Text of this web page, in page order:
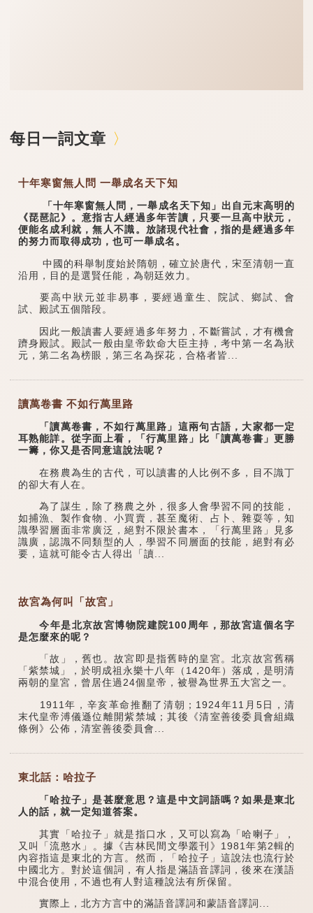
每日一詞文章
十年寒窗無人問 一舉成名天下知
「十年寒窗無人問，一舉成名天下知」出自元末高明的
《琵琶記》。意指古人經過多年苦讀，只要一旦高中狀元，
便能名成利就，無人不識。放諸現代社會，指的是經過多年
的努力而取得成功，也可一舉成名。
中國的科舉制度始於隋朝，確立於唐代，宋至清朝一直
沿用，目的是選賢任能，為朝廷效力。
要高中狀元並非易事，要經過童生、院試、鄉試、會
試、殿試五個階段。
因此一般讀書人要經過多年努力，不斷嘗試，才有機會
躋身殿試。殿試一般由皇帝欽命大臣主持，考中第一名為狀
元，第二名為榜眼，第三名為探花，合格者皆...
讀萬卷書 不如行萬里路
「讀萬卷書，不如行萬里路」這兩句古語，大家都一定
耳熟能詳。從字面上看，「行萬里路」比「讀萬卷書」更勝
一籌，你又是否同意這說法呢？
在務農為生的古代，可以讀書的人比例不多，目不識丁
的卻大有人在。
為了謀生，除了務農之外，很多人會學習不同的技能，
如捕漁、製作食物、小買賣，甚至魔術、占卜、雜耍等，知
識學習層面非常廣泛，絕對不限於書本，「行萬里路」見多
識廣，認識不同類型的人，學習不同層面的技能，絕對有必
要，這就可能令古人得出「讀...
故宮為何叫「故宮」
今年是北京故宮博物院建院100周年，那故宮這個名字
是怎麼來的呢？
「故」，舊也。故宮即是指舊時的皇宮。北京故宮舊稱
「紫禁城」，於明成祖永樂十八年（1420年）落成，是明清
兩朝的皇宮，曾居住過24個皇帝，被譽為世界五大宮之一。
1911年，辛亥革命推翻了清朝；1924年11月5日，清
末代皇帝溥儀遜位離開紫禁城；其後《清室善後委員會組織
條例》公佈，清室善後委員會...
東北話：哈拉子
「哈拉子」是甚麼意思？這是中文詞語嗎？如果是東北
人的話，就一定知道答案。
其實「哈拉子」就是指口水，又可以寫為「哈喇子」，
又叫「流憨水」。據《吉林民間文學叢刊》1981年第2輯的
內容指這是東北的方言。然而，「哈拉子」這說法也流行於
中國北方。對於這個詞，有人指是滿語音譯詞，後來在漢語
中混合使用，不過也有人對這種說法有所保留。
實際上，北方方言中的滿語音譯詞和蒙語音譯詞...